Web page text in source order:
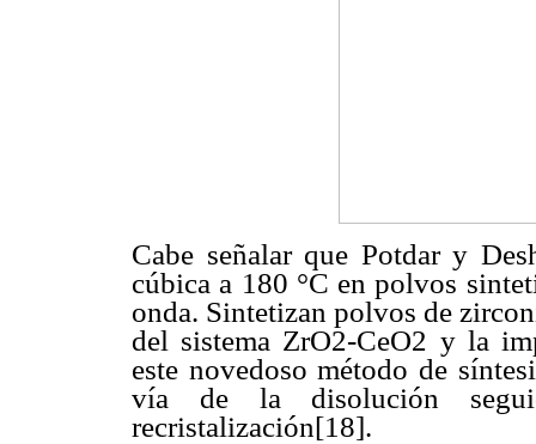
Cabe señalar que Potdar y
cúbica a 180 °C en polvos
onda. Sintetizan polvos de
del sistema ZrO2-CeO2 y la
este novedoso método de
vía de la disolución
recristalización[18].